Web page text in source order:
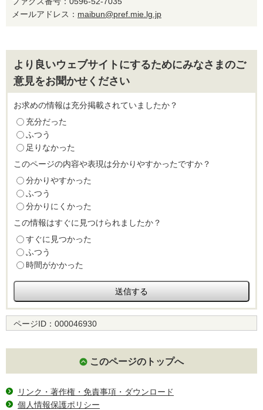
メールアドレス： maibun@pref.mie.lg.jp
より良いウェブサイトにするためにみなさまのご
意見をお聞かせください
お求めの情報は充分掲載されていましたか？
充分だった
ふつう
足りなかった
このページの内容や表現は分かりやすかったですか？
分かりやすかった
ふつう
分かりにくかった
この情報はすぐに見つけられましたか？
すぐに見つかった
ふつう
時間がかかった
ページID： 000046930
このページのトップへ
リンク・著作権・免責事項・ダウンロード
個人情報保護ポリシー